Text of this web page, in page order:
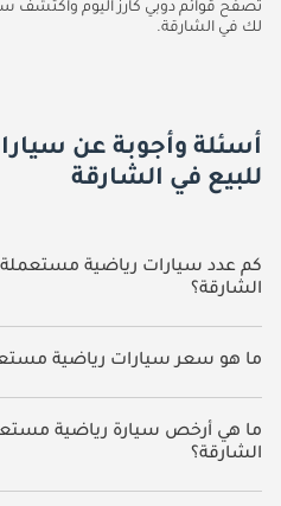
تصفح قوائم دوبي كارز اليوم واكتشف
لك في الشارقة.
أسئلة وأجوبة عن
للبيع في الشارقة
كم عدد سيارات رياضية مستعملة
الشارقة؟
هناك 64 سيارة رياضية مستعملة متوفرة للبيع في الشارقة.
ما هو سعر سيارات رياضية
يبدأ سعر سيارات رياضية مستعملة في
​​ما هي أرخص سيارة رياضية
الشارقة؟
أرخص سيارة رياضية بناءً على القوائم